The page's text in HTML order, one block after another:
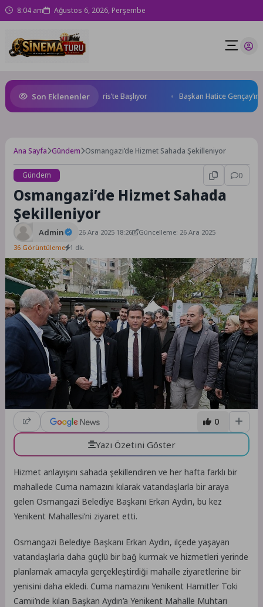
8:04 am Ağustos 6, 2026, Perşembe
Son Eklenenler
World Cup Heyecanı Paris’te Başlıyor Başkan Hatice Gençay’ın
Ana Sayfa Gündem Osmangazi’de Hizmet Sahada Şekilleniyor
Gündem 0
Osmangazi’de Hizmet Sahada
Şekilleniyor
Admin 26 Ara 2025 18:26
Güncelleme: 26 Ara 2025
36 Görüntüleme 1 dk.
0
Yazı Özetini Göster
Hizmet anlayışını sahada şekillendiren ve her hafta farklı bir
mahallede Cuma namazını kılarak vatandaşlarla bir araya
gelen Osmangazi Belediye Başkanı Erkan Aydın, bu kez
Yenikent Mahallesi’ni ziyaret etti.
Osmangazi Belediye Başkanı Erkan Aydın, ilçede yaşayan
vatandaşlarla daha güçlü bir bağ kurmak ve hizmetleri yerinde
planlamak amacıyla gerçekleştirdiği mahalle ziyaretlerine bir
yenisini daha ekledi. Cuma namazını Yenikent Hamitler Toki
Camii’nde kılan Başkan Aydın’a Yenikent Mahalle Muhtarı